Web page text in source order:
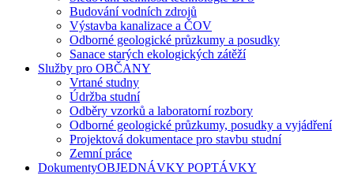
Budování vodních zdrojů
Výstavba kanalizace a ČOV
Odborné geologické průzkumy a posudky
Sanace starých ekologických zátěží
Služby pro OBČANY
Vrtané studny
Údržba studní
Odběry vzorků a laboratorní rozbory
Odborné geologické průzkumy, posudky a vyjádření
Projektová dokumentace pro stavbu studní
Zemní práce
DokumentyOBJEDNÁVKY POPTÁVKY